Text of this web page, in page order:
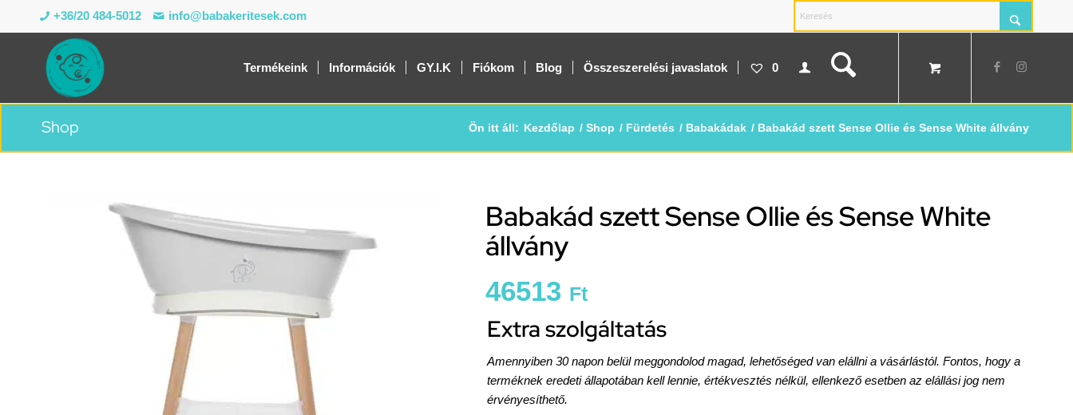
+36/20 484-5012 info@babakeritesek.com
Termékeink Információk GY.I.K Fiókom Blog Összeszerelési javaslatok 0
Shop Ön itt áll: Kezdőlap / Shop / Fürdetés / Babakádak / Babakád szett Sense Ollie és Sense White állvány
Babakád szett Sense Ollie és Sense White
állvány
46513 Ft
Extra szolgáltatás
Amennyiben 30 napon belül meggondolod magad, lehetőséged van elállni a vásárlástól. Fontos, hogy a
terméknek eredeti állapotában kell lennie, értékvesztés nélkül, ellenkező esetben az elállási jog nem
érvényesíthető.